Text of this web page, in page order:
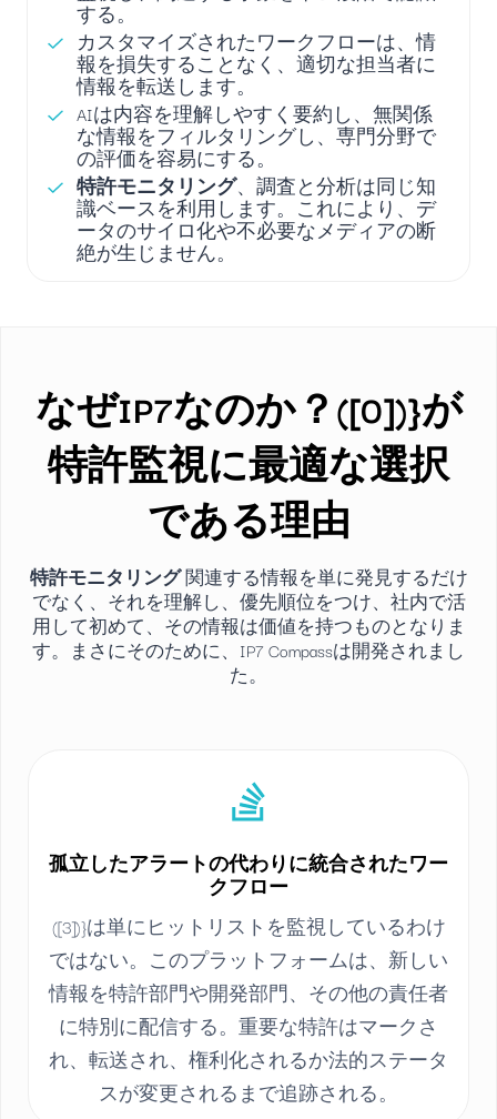
する。
カスタマイズされたワークフローは、情
報を損失することなく、適切な担当者に
情報を転送します。
AIは内容を理解しやすく要約し、無関係
な情報をフィルタリングし、専門分野で
の評価を容易にする。
特許モニタリング、調査と分析は同じ知
識ベースを利用します。これにより、デ
ータのサイロ化や不必要なメディアの断
絶が生じません。
なぜIP7なのか？([0])}が
特許監視に最適な選択
である理由
特許モニタリング関連する情報を単に発見するだけ
でなく、それを理解し、優先順位をつけ、社内で活
用して初めて、その情報は価値を持つものとなりま
す。まさにそのために、IP7 Compassは開発されまし
た。
孤立したアラートの代わりに統合されたワー
クフロー
([3])}は単にヒットリストを監視しているわけ
ではない。このプラットフォームは、新しい
情報を特許部門や開発部門、その他の責任者
に特別に配信する。重要な特許はマークさ
れ、転送され、権利化されるか法的ステータ
スが変更されるまで追跡される。